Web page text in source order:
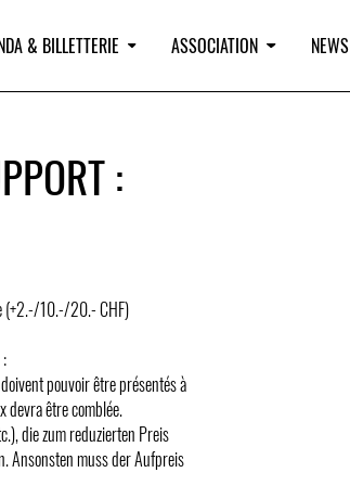
& BILLETTERIE ASSOCIATION NEWS
:
(+2.-/10.-/20.- CHF)
pouvoir être présentés à
devra être comblée.
die zum reduzierten Preis
Ansonsten muss der Aufpreis